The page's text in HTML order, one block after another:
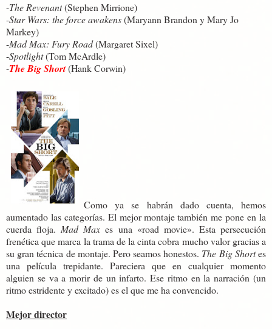
-The Revenant(Stephen Mirrione)
-Star Wars: the force awakens(Maryann Brandon y Mary Jo
Markey)
-Mad Max: Fury Road(Margaret Sixel)
-Spotlight(Tom McArdle)
-The Big Short(Hank Corwin)
Como ya se habrán dado cuenta, hemos
aumentado las categorías. El mejor montaje también me pone en la
cuerda floja. Mad Max es una «road movie». Esta persecución
frenética que marca la trama de la cinta cobra mucho valor gracias a
su gran técnica de montaje. Pero seamos honestos. The Big Shortes
una película trepidante. Pareciera que en cualquier momento
alguien se va a morir de un infarto. Ese ritmo en la narración (un
ritmo estridente y excitado) es el que me ha convencido.
Mejor director